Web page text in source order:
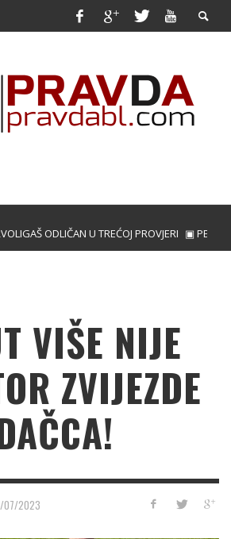
ODLIČAN U TREĆOJ PROVJERI ▣ PERICA I
VIŠE NIJE
ZVIJEZDE
07/2023